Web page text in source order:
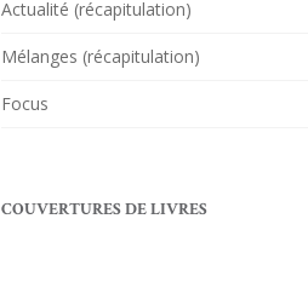
Actualité (récapitulation)
Mélanges (récapitulation)
Focus
COUVERTURES DE LIVRES